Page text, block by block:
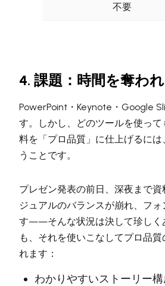
不要
4. 課題：時間を奪わ
PowerPoint・Keynote・Google
す。しかし、どのツールを使っ
料を「プロ品質」に仕上げるに
うことです。
プレゼン発表の前日、深夜まで
ジュアルのバランスが崩れ、フ
す——そんな状況は決して珍しく
も、それを使いこなしてプロ品
れます：
わかりやすいストーリー